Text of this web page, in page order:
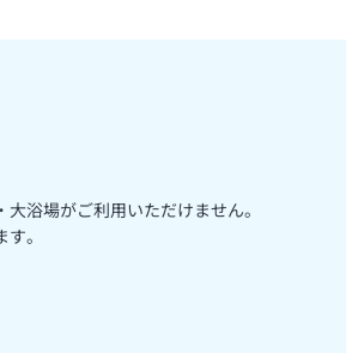
浴場がご利用いただけません。
。